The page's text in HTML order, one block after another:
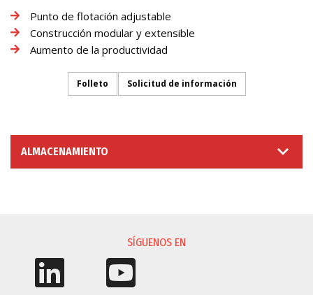
Punto de flotación adjustable
Construcción modular y extensible
Aumento de la productividad
Folleto Solicitud de información
ALMACENAMIENTO
SÍGUENOS EN